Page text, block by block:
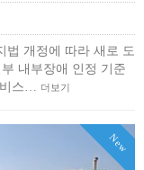
법 개정에 따라 새로 도
내부장애 인정 기준
비스… 더보기
New